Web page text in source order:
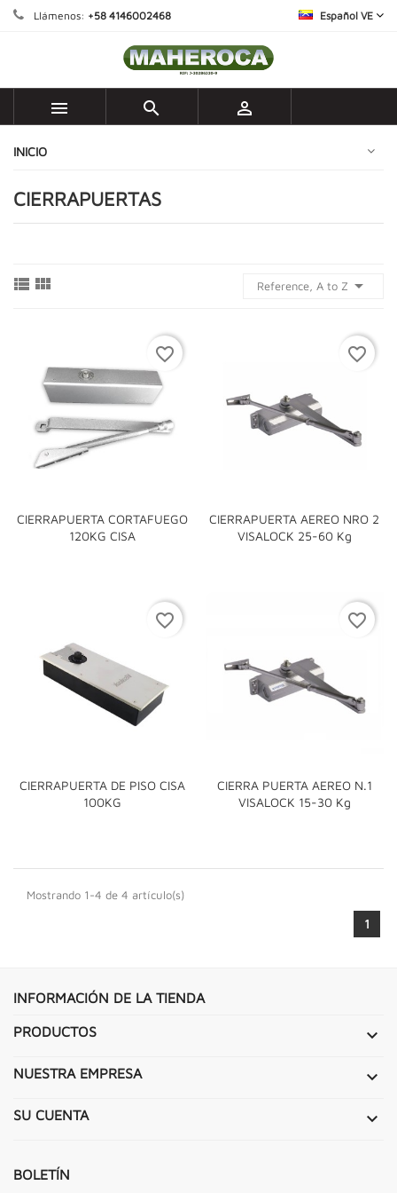
Llámenos: +58 4146002468 Español VE
  
INICIO
CIERRAPUERTAS
  Reference, A to Z 
CIERRAPUERTA CORTAFUEGO
120KG CISA
favorite_border
CIERRAPUERTA AEREO NRO 2
VISALOCK 25-60 Kg
favorite_border
CIERRAPUERTA DE PISO CISA
100KG
favorite_border
CIERRA PUERTA AEREO N.1
VISALOCK 15-30 Kg
favorite_border
Mostrando 1-4 de 4 artículo(s)
1
INFORMACIÓN DE LA TIENDA
PRODUCTOS 
NUESTRA EMPRESA 
SU CUENTA 
BOLETÍN